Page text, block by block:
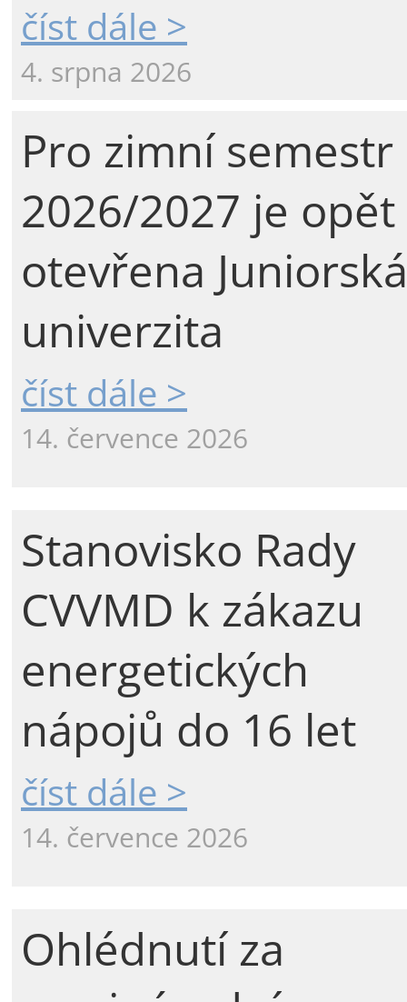
číst dále >
4. srpna 2026
Pro zimní semestr
2026/2027 je opět
otevřena Juniorská
univerzita
číst dále >
14. července 2026
Stanovisko Rady
CVVMD k zákazu
energetických
nápojů do 16 let
číst dále >
14. července 2026
Ohlédnutí za